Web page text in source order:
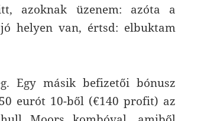
azoknak üzenem: azóta a
helyen van, értsd: elbuktam
Egy másik befizetői bónusz
eurót 10-ből (€140 profit) az